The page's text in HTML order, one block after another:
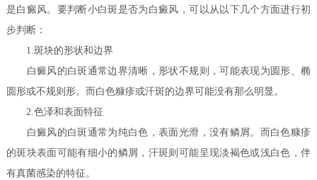
是白癜风。要判断小白斑是否为白癜风，可以从以下几个方面进行初
步判断：
1.斑块的形状和边界
白癜风的白斑通常边界清晰，形状不规则，可能表现为圆形、椭
圆形或不规则形。而白色糠疹或汗斑的边界可能没有那么明显。
2.色泽和表面特征
白癜风的白斑通常为纯白色，表面光滑，没有鳞屑。而白色糠疹
的斑块表面可能有细小的鳞屑，汗斑则可能呈现淡褐色或浅白色，伴
有真菌感染的特征。